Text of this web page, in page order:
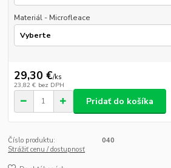
Materiál - Microfleace
29,30 €/ks
23,82 € bez DPH
Pridať do košíka
Číslo produktu:
040
Strážiť cenu / dostupnosť